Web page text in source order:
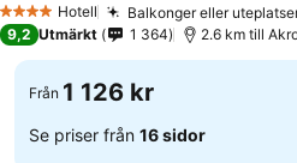
4 StjärnorHotell Balkonger eller
9,2 Utmärkt 1 364 2.6 km till
Från 1 126 kr
Se priser från 16 sidor